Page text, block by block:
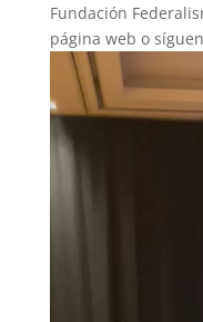
Fundación
página web o
Reproductor
vídeo